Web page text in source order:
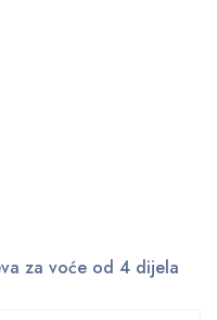
za voće od 4 dijela